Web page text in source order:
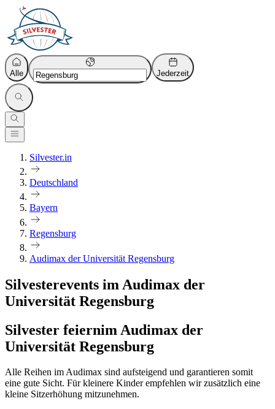
Alle Jederzeit
Silvester.in
Deutschland
Bayern
Regensburg
Audimax der Universität Regensburg
Silvesterevents im Audimax der
Universität Regensburg
Silvester feiernim Audimax der
Universität Regensburg
Alle Reihen im Audimax sind aufsteigend und garantieren somit
eine gute Sicht. Für kleinere Kinder empfehlen wir zusätzlich eine
kleine Sitzerhöhung mitzunehmen.